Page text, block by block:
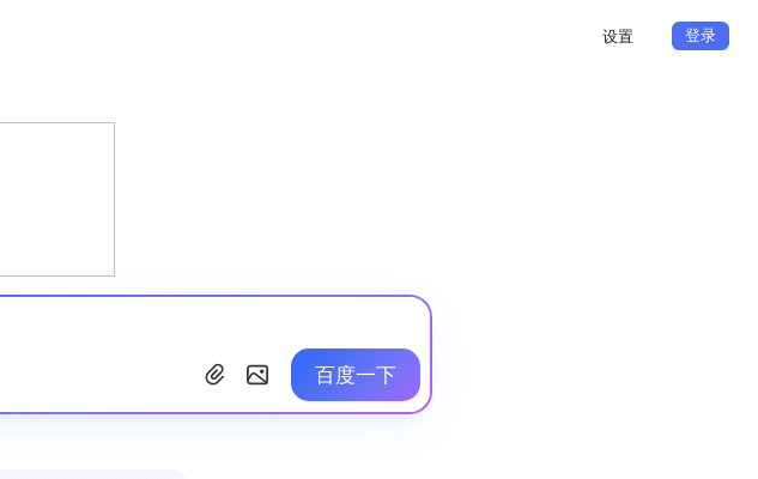
设置 登录
百度一下